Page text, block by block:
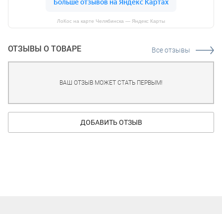
ЛоКос на карте Челябинска — Яндекс Карты
ОТЗЫВЫ О ТОВАРЕ Все отзывы
ВАШ ОТЗЫВ МОЖЕТ СТАТЬ ПЕРВЫМ!
ДОБАВИТЬ ОТЗЫВ